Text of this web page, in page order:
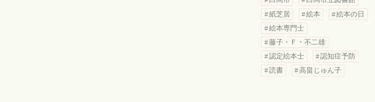
紙芝居
絵本
絵本の日
絵本専門士
藤子・Ｆ・不二雄
認定絵本士
認知症予防
読書
高畠じゅん子